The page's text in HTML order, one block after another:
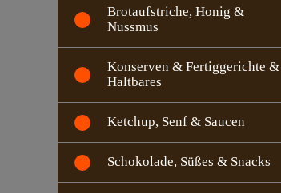
Brotaufstriche, Honig &
Nussmus
Konserven & Fertiggerichte &
Haltbares
Ketchup, Senf & Saucen
Schokolade, Süßes & Snacks